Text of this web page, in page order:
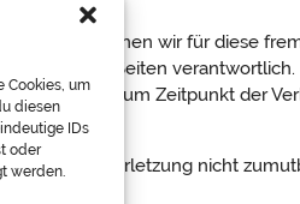
Cookies, um
diesen
IDs
oder
werden.
Deshalb können wir für diese
der Seiten
waren zum Zeitpunkt der
Rechtsverletzung nicht